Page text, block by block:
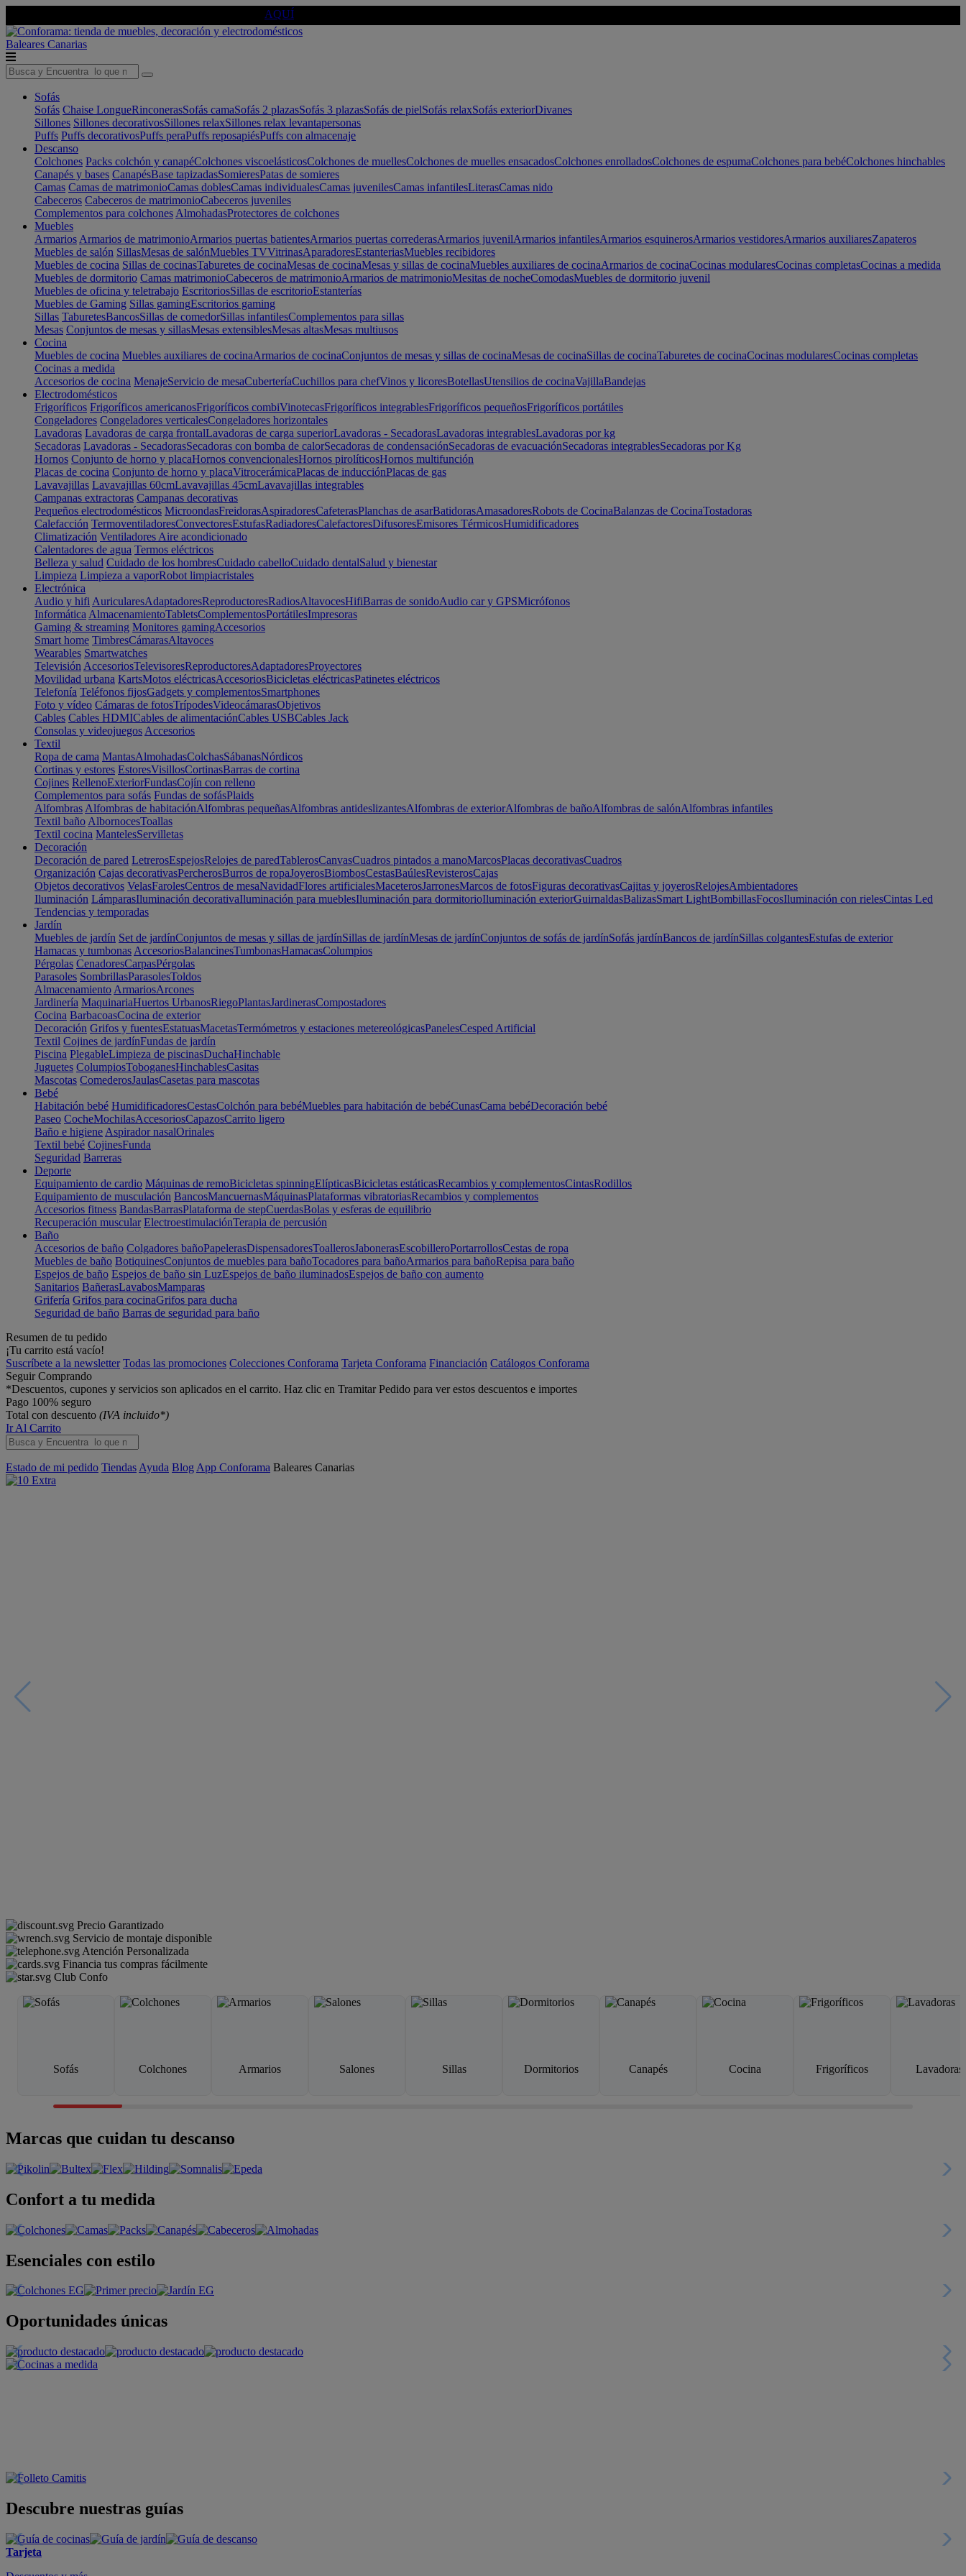
AQUÍ
Baleares Canarias
Sofás
Sofás Chaise LongueRinconerasSofás camaSofás 2 plazasSofás 3 plazasSofás de pielSofás relaxSofás exteriorDivanes
Sillones Sillones decorativosSillones relaxSillones relax levantapersonas
Puffs Puffs decorativosPuffs peraPuffs reposapiésPuffs con almacenaje
Descanso
Colchones Packs colchón y canapéColchones viscoelásticosColchones de muellesColchones de muelles ensacadosColchones enrolladosColchones de espumaColchones para bebéColchones hinchables
Canapés y bases CanapésBase tapizadasSomieresPatas de somieres
Camas Camas de matrimonioCamas doblesCamas individualesCamas juvenilesCamas infantilesLiterasCamas nido
Cabeceros Cabeceros de matrimonioCabeceros juveniles
Complementos para colchones AlmohadasProtectores de colchones
Muebles
Armarios Armarios de matrimonioArmarios puertas batientesArmarios puertas correderasArmarios juvenilArmarios infantilesArmarios esquinerosArmarios vestidoresArmarios auxiliaresZapateros
Muebles de salón SillasMesas de salónMuebles TVVitrinasAparadoresEstanteriasMuebles recibidores
Muebles de cocina Sillas de cocinasTaburetes de cocinaMesas de cocinaMesas y sillas de cocinaMuebles auxiliares de cocinaArmarios de cocinaCocinas modularesCocinas completasCocinas a medida
Muebles de dormitorio Camas matrimonioCabeceros de matrimonioArmarios de matrimonioMesitas de nocheComodasMuebles de dormitorio juvenil
Muebles de oficina y teletrabajo EscritoriosSillas de escritorioEstanterías
Muebles de Gaming Sillas gamingEscritorios gaming
Sillas TaburetesBancosSillas de comedorSillas infantilesComplementos para sillas
Mesas Conjuntos de mesas y sillasMesas extensiblesMesas altasMesas multiusos
Cocina
Muebles de cocina Muebles auxiliares de cocinaArmarios de cocinaConjuntos de mesas y sillas de cocinaMesas de cocinaSillas de cocinaTaburetes de cocinaCocinas modularesCocinas completas
Cocinas a medida
Accesorios de cocina MenajeServicio de mesaCuberteríaCuchillos para chefVinos y licoresBotellasUtensilios de cocinaVajillaBandejas
Electrodomésticos
Frigoríficos Frigoríficos americanosFrigoríficos combiVinotecasFrigoríficos integrablesFrigoríficos pequeñosFrigoríficos portátiles
Congeladores Congeladores verticalesCongeladores horizontales
Lavadoras Lavadoras de carga frontalLavadoras de carga superiorLavadoras - SecadorasLavadoras integrablesLavadoras por kg
Secadoras Lavadoras - SecadorasSecadoras con bomba de calorSecadoras de condensaciónSecadoras de evacuaciónSecadoras integrablesSecadoras por Kg
Hornos Conjunto de horno y placaHornos convencionalesHornos pirolíticosHornos multifunción
Placas de cocina Conjunto de horno y placaVitrocerámicaPlacas de inducciónPlacas de gas
Lavavajillas Lavavajillas 60cmLavavajillas 45cmLavavajillas integrables
Campanas extractoras Campanas decorativas
Pequeños electrodomésticos MicroondasFreidorasAspiradoresCafeterasPlanchas de asarBatidorasAmasadoresRobots de CocinaBalanzas de CocinaTostadoras
Calefacción TermoventiladoresConvectoresEstufasRadiadoresCalefactoresDifusoresEmisores TérmicosHumidificadores
Climatización Ventiladores Aire acondicionado
Calentadores de agua Termos eléctricos
Belleza y salud Cuidado de los hombresCuidado cabelloCuidado dentalSalud y bienestar
Limpieza Limpieza a vaporRobot limpiacristales
Electrónica
Audio y hifi AuricularesAdaptadoresReproductoresRadiosAltavocesHifiBarras de sonidoAudio car y GPSMicrófonos
Informática AlmacenamientoTabletsComplementosPortátilesImpresoras
Gaming & streaming Monitores gamingAccesorios
Smart home TimbresCámarasAltavoces
Wearables Smartwatches
Televisión AccesoriosTelevisoresReproductoresAdaptadoresProyectores
Movilidad urbana KartsMotos eléctricasAccesoriosBicicletas eléctricasPatinetes eléctricos
Telefonía Teléfonos fijosGadgets y complementosSmartphones
Foto y vídeo Cámaras de fotosTrípodesVideocámarasObjetivos
Cables Cables HDMICables de alimentaciónCables USBCables Jack
Consolas y videojuegos Accesorios
Textil
Ropa de cama MantasAlmohadasColchasSábanasNórdicos
Cortinas y estores EstoresVisillosCortinasBarras de cortina
Cojines RellenoExteriorFundasCojín con relleno
Complementos para sofás Fundas de sofásPlaids
Alfombras Alfombras de habitaciónAlfombras pequeñasAlfombras antideslizantesAlfombras de exteriorAlfombras de bañoAlfombras de salónAlfombras infantiles
Textil baño AlbornocesToallas
Textil cocina MantelesServilletas
Decoración
Decoración de pared LetrerosEspejosRelojes de paredTablerosCanvasCuadros pintados a manoMarcosPlacas decorativasCuadros
Organización Cajas decorativasPercherosBurros de ropaJoyerosBiombosCestasBaúlesRevisterosCajas
Objetos decorativos VelasFarolesCentros de mesaNavidadFlores artificialesMaceterosJarronesMarcos de fotosFiguras decorativasCajitas y joyerosRelojesAmbientadores
Iluminación LámparasIluminación decorativaIluminación para mueblesIluminación para dormitorioIluminación exteriorGuirnaldasBalizasSmart LightBombillasFocosIluminación con rielesCintas Led
Tendencias y temporadas
Jardín
Muebles de jardín Set de jardínConjuntos de mesas y sillas de jardínSillas de jardínMesas de jardínConjuntos de sofás de jardínSofás jardínBancos de jardínSillas colgantesEstufas de exterior
Hamacas y tumbonas AccesoriosBalancinesTumbonasHamacasColumpios
Pérgolas CenadoresCarpasPérgolas
Parasoles SombrillasParasolesToldos
Almacenamiento ArmariosArcones
Jardinería MaquinariaHuertos UrbanosRiegoPlantasJardinerasCompostadores
Cocina BarbacoasCocina de exterior
Decoración Grifos y fuentesEstatuasMacetasTermómetros y estaciones metereológicasPanelesCesped Artificial
Textil Cojines de jardínFundas de jardín
Piscina PlegableLimpieza de piscinasDuchaHinchable
Juguetes ColumpiosToboganesHinchablesCasitas
Mascotas ComederosJaulasCasetas para mascotas
Bebé
Habitación bebé HumidificadoresCestasColchón para bebéMuebles para habitación de bebéCunasCama bebéDecoración bebé
Paseo CocheMochilasAccesoriosCapazosCarrito ligero
Baño e higiene Aspirador nasalOrinales
Textil bebé CojinesFunda
Seguridad Barreras
Deporte
Equipamiento de cardio Máquinas de remoBicicletas spinningElípticasBicicletas estáticasRecambios y complementosCintasRodillos
Equipamiento de musculación BancosMancuernasMáquinasPlataformas vibratoriasRecambios y complementos
Accesorios fitness BandasBarrasPlataforma de stepCuerdasBolas y esferas de equilibrio
Recuperación muscular ElectroestimulaciónTerapia de percusión
Baño
Accesorios de baño Colgadores bañoPapelerasDispensadoresToallerosJabonerasEscobilleroPortarrollosCestas de ropa
Muebles de baño BotiquinesConjuntos de muebles para bañoTocadores para bañoArmarios para bañoRepisa para baño
Espejos de baño Espejos de baño sin LuzEspejos de baño iluminadosEspejos de baño con aumento
Sanitarios BañerasLavabosMamparas
Grifería Grifos para cocinaGrifos para ducha
Seguridad de baño Barras de seguridad para baño
Resumen de tu pedido
¡Tu carrito está vacío!
Suscríbete a la newsletter Todas las promociones Colecciones Conforama Tarjeta Conforama Financiación Catálogos Conforama
Seguir Comprando
*Descuentos, cupones y servicios son aplicados en el carrito. Haz clic en Tramitar Pedido para ver estos descuentos e importes
Pago 100% seguro
Total con descuento (IVA incluido*)
Ir Al Carrito
Estado de mi pedido Tiendas Ayuda Blog App Conforama Baleares Canarias
Precio Garantizado
Servicio de montaje disponible
Atención Personalizada
Financia tus compras fácilmente
Club Confo
Sofás Colchones Armarios Salones Sillas Dormitorios Canapés Cocina Frigoríficos Lavadoras
Marcas que cuidan tu descanso
Confort a tu medida
Esenciales con estilo
Oportunidades únicas
Descubre nuestras guías
Tarjeta